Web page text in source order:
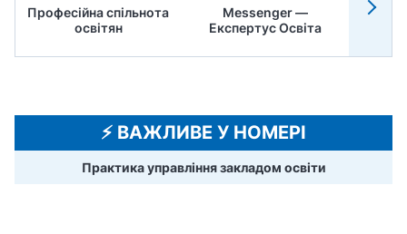
Професійна спільнота
освітян
Messenger —
Експертус Освіта
⚡️ ВАЖЛИВЕ У НОМЕРІ
Практика управління закладом освіти